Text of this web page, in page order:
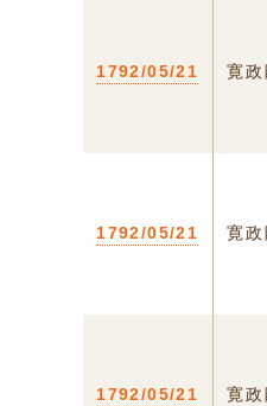
1792/05/21 寛政
1792/05/21 寛政
1792/05/21 寛政